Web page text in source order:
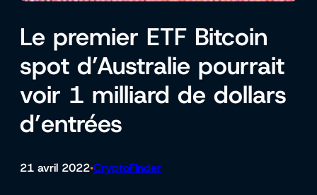
Le premier ETF Bitcoin
spot d’Australie pourrait
voir 1 milliard de dollars
d’entrées
21 avril 2022•CryptoFinder